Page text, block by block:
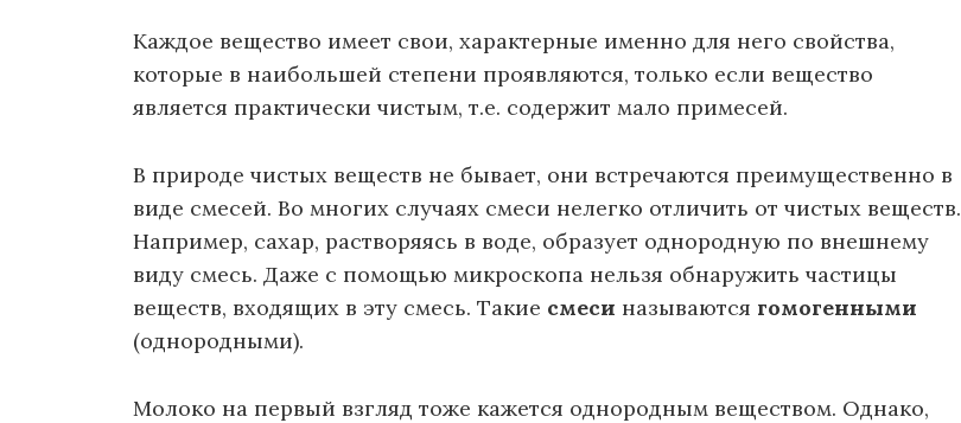
Каждое вещество имеет свои, характерные именно для него свойства,
которые в наибольшей степени проявляются, только если вещество
является практически чистым, т.е. содержит мало примесей.
В природе чистых веществ не бывает, они встречаются преимущественно в
виде смесей. Во многих случаях смеси нелегко отличить от чистых веществ.
Например, сахар, растворяясь в воде, образует однородную по внешнему
виду смесь. Даже с помощью микроскопа нельзя обнаружить частицы
веществ, входящих в эту смесь. Такие смеси называются гомогенными
(однородными).
Молоко на первый взгляд тоже кажется однородным веществом. Однако,